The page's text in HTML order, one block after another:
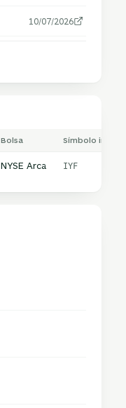
10/07/2026
Bolsa Símbolo
NYSE Arca IYF